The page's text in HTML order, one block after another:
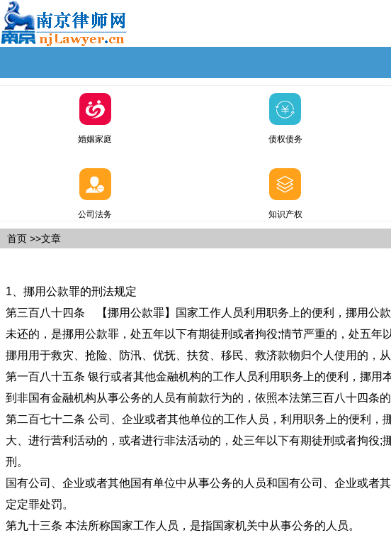
婚姻家庭 债权债务
公司法务 知识产权
首页 >>文章
1、挪用公款罪的刑法规定
第三百八十四条 【挪用公款罪】国家工作人员利用职务上的便利，挪用公
未还的，是挪用公款罪，处五年以下有期徒刑或者拘役;情节严重的，处
挪用用于救灾、抢险、防汛、优抚、扶贫、移民、救济款物归个人使用的，从
第一百八十五条 银行或者其他金融机构的工作人员利用职务上的便利，挪
到非国有金融机构从事公务的人员有前款行为的，依照本法第三百八十四条的
第二百七十二条 公司、企业或者其他单位的工作人员，利用职务上的便利
大、进行营利活动的，或者进行非法活动的，处三年以下有期徒刑或者拘役
刑。
国有公司、企业或者其他国有单位中从事公务的人员和国有公司、企业或
定定罪处罚。
第九十三条 本法所称国家工作人员，是指国家机关中从事公务